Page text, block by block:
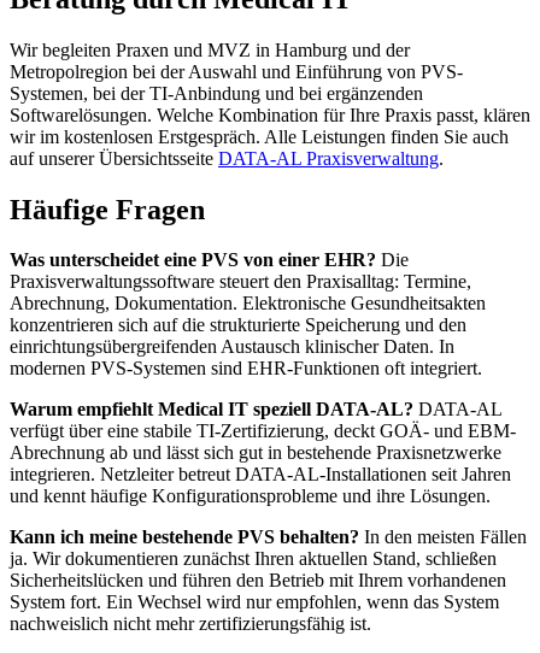
Wir begleiten Praxen und MVZ in Hamburg und der
Metropolregion bei der Auswahl und Einführung von PVS-
Systemen, bei der TI-Anbindung und bei ergänzenden
Softwarelösungen. Welche Kombination für Ihre Praxis passt, klären
wir im kostenlosen Erstgespräch. Alle Leistungen finden Sie auch
auf unserer Übersichtsseite DATA-AL Praxisverwaltung.
Häufige Fragen
Was unterscheidet eine PVS von einer EHR? Die
Praxisverwaltungssoftware steuert den Praxisalltag: Termine,
Abrechnung, Dokumentation. Elektronische Gesundheitsakten
konzentrieren sich auf die strukturierte Speicherung und den
einrichtungsübergreifenden Austausch klinischer Daten. In
modernen PVS-Systemen sind EHR-Funktionen oft integriert.
Warum empfiehlt Medical IT speziell DATA-AL? DATA-AL
verfügt über eine stabile TI-Zertifizierung, deckt GOÄ- und EBM-
Abrechnung ab und lässt sich gut in bestehende Praxisnetzwerke
integrieren. Netzleiter betreut DATA-AL-Installationen seit Jahren
und kennt häufige Konfigurationsprobleme und ihre Lösungen.
Kann ich meine bestehende PVS behalten? In den meisten Fällen
ja. Wir dokumentieren zunächst Ihren aktuellen Stand, schließen
Sicherheitslücken und führen den Betrieb mit Ihrem vorhandenen
System fort. Ein Wechsel wird nur empfohlen, wenn das System
nachweislich nicht mehr zertifizierungsfähig ist.